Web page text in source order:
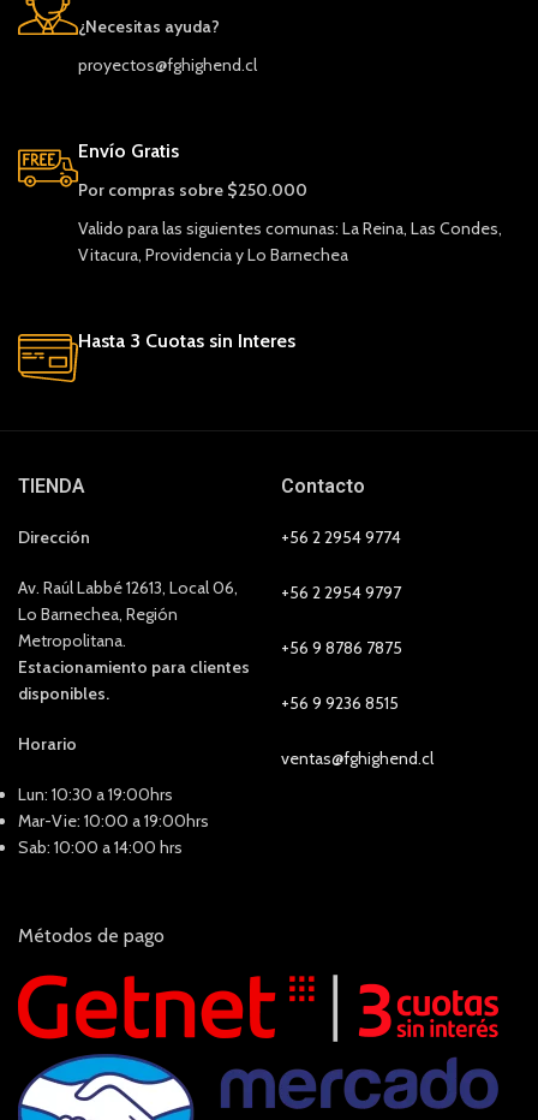
¿Necesitas ayuda?
proyectos@fghighend.cl
Envío Gratis
Por compras sobre $250.000
Valido para las siguientes comunas: La Reina, Las Condes,
Vitacura, Providencia y Lo Barnechea
Hasta 3 Cuotas sin Interes
TIENDA
Dirección
Av. Raúl Labbé 12613, Local 06,
Lo Barnechea, Región
Metropolitana.
Estacionamiento para clientes
disponibles.
Horario
Lun: 10:30 a 19:00hrs
Mar-Vie: 10:00 a 19:00hrs
Sab: 10:00 a 14:00 hrs
Contacto
+56 2 2954 9774
+56 2 2954 9797
+56 9 8786 7875
+56 9 9236 8515
ventas@fghighend.cl
Métodos de pago